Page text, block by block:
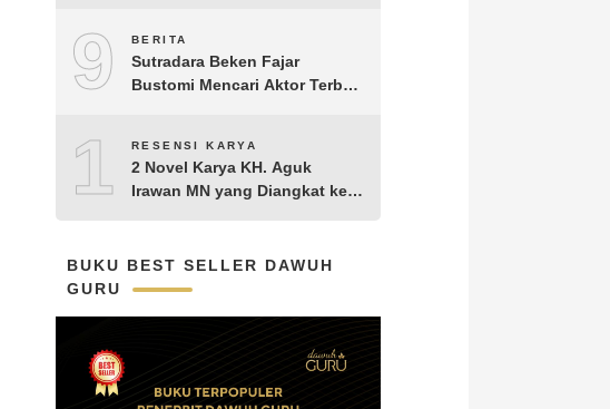
9 BERITA
Sutradara Beken Fajar
Bustomi Mencari Aktor Terbaik
KH. Hasyim Asy’ari karya KH.
Aguk Irawan MN
10RESENSI KARYA
2 Novel Karya KH. Aguk
Irawan MN yang Diangkat ke
BUKU BEST SELLER DAWUH
GURU